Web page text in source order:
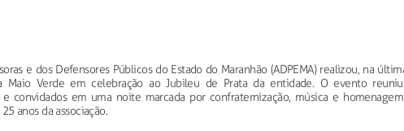
e dos Defensores Públicos do Estado do Maranhão (ADPEMA) realizou, na
Maio Verde em celebração ao Jubileu de Prata da entidade. O evento reuniu
e convidados em uma noite marcada por confraternização, música e
anos da associação.